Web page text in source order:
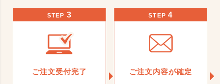
STEP 3
ご注文受付完了
STEP 4
ご注文内容が確定